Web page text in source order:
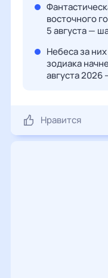
восточного
5 августа —
Небеса за
зодиака
августа 2026
Нравится